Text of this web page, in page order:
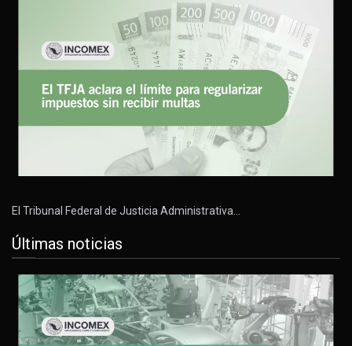
El Tribunal Federal de Justicia Administrativa…
Últimas noticias